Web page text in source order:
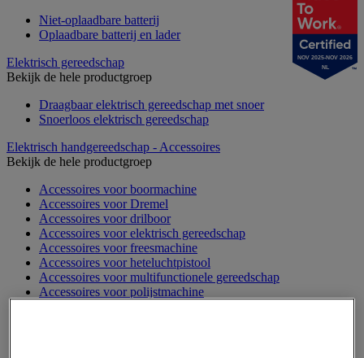
Niet-oplaadbare batterij
Oplaadbare batterij en lader
Elektrisch gereedschap
Bekijk de hele productgroep
Draagbaar elektrisch gereedschap met snoer
Snoerloos elektrisch gereedschap
Elektrisch handgereedschap - Accessoires
Bekijk de hele productgroep
Accessoires voor boormachine
Accessoires voor Dremel
Accessoires voor drilboor
Accessoires voor elektrisch gereedschap
Accessoires voor freesmachine
Accessoires voor heteluchtpistool
Accessoires voor multifunctionele gereedschap
Accessoires voor polijstmachine
NOV 2025-NOV 2026
NL